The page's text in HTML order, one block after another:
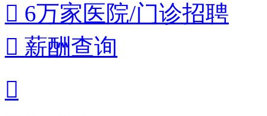
 6万家医院/门诊招聘
 薪酬查询
